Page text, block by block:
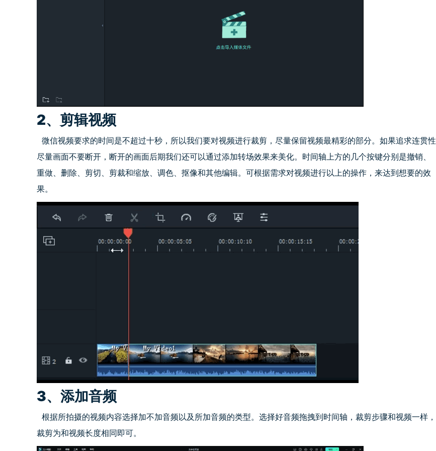
2、剪辑视频
微信视频要求的时间是不超过十秒，所以我们要对视频进行裁剪，尽量保留视频最精彩的部分。如果追求连贯性
尽量画面不要断开，断开的画面后期我们还可以通过添加转场效果来美化。时间轴上方的几个按键分别是撤销、
重做、删除、剪切、剪裁和缩放、调色、抠像和其他编辑。可根据需求对视频进行以上的操作，来达到想要的效
果。
3、添加音频
根据所拍摄的视频内容选择加不加音频以及所加音频的类型。选择好音频拖拽到时间轴，裁剪步骤和视频一样，
裁剪为和视频长度相同即可。